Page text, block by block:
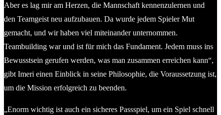
Aber es lag mir am Herzen, die Mannschaft kennenzulernen und
den Teamgeist neu aufzubauen. Da wurde jedem Spieler Mut
gemacht, und wir haben viel miteinander unternommen.
Teambuilding war und ist für mich das Fundament. Jedem muss ins
Bewusstsein gerufen werden, was man zusammen erreichen kann“,
gibt Imeri einen Einblick in seine Philosophie, die Voraussetzung ist,
um die Mission erfolgreich zu beenden.
„Enorm wichtig ist auch ein sicheres Passspiel, um ein Spiel schnell